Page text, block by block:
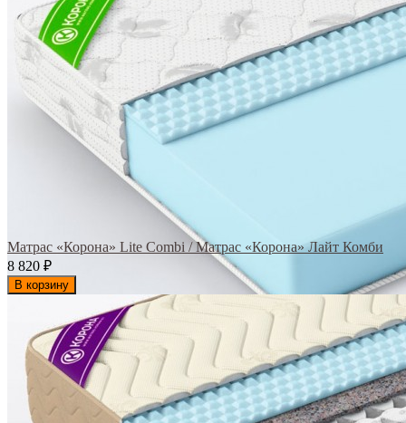
Матрас «Корона» Lite Combi / Матрас «Корона» Лайт Комби
8 820 ₽
В корзину